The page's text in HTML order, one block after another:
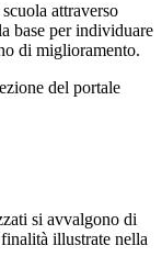
attraverso
base per individuare
di miglioramento.
del portale
si avvalgono di
illustrate nella